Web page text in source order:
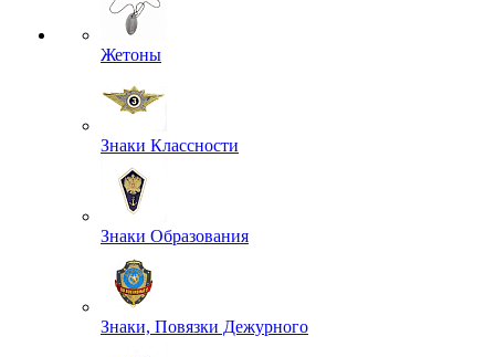
Жетоны
Знаки Классности
Знаки Образования
Знаки, Повязки Дежурного